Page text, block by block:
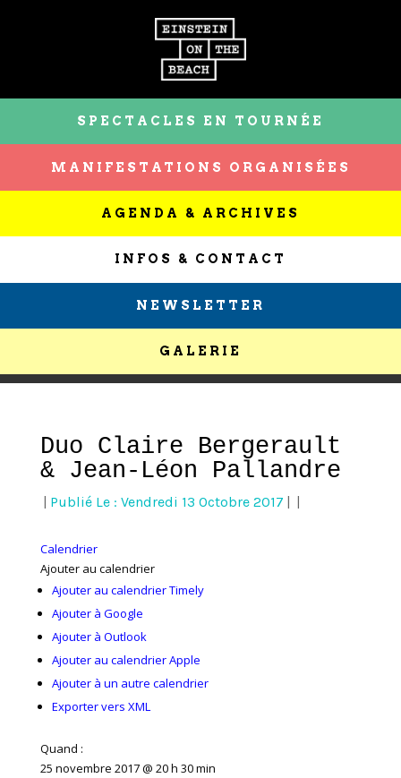
SPECTACLES EN TOURNÉE
MANIFESTATIONS ORGANISÉES
AGENDA & ARCHIVES
INFOS & CONTACT
NEWSLETTER
GALERIE
Duo Claire Bergerault
& Jean-Léon Pallandre
Publié Le : Vendredi 13 Octobre 2017
Calendrier
Ajouter au calendrier
Ajouter au calendrier Timely
Ajouter à Google
Ajouter à Outlook
Ajouter au calendrier Apple
Ajouter à un autre calendrier
Exporter vers XML
Quand :
25 novembre 2017 @ 20 h 30 min